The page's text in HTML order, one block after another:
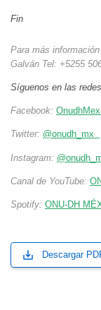
Fin
Para más
Galván Tel: +5255
Síguenos en las
Facebook:
Twitter: @onudh_mx
Instagram:
Canal de YouTube:
Spotify: ONU-DH
Descargar